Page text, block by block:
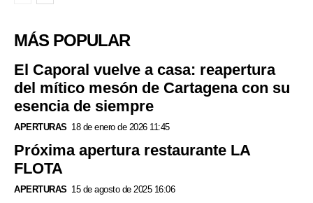
MÁS POPULAR
El Caporal vuelve a casa: reapertura
del mítico mesón de Cartagena con su
esencia de siempre
APERTURAS 18 de enero de 2026 11:45
Próxima apertura restaurante LA
FLOTA
APERTURAS 15 de agosto de 2025 16:06